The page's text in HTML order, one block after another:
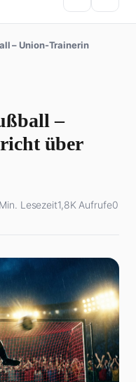
– Union-Trainerin
–
über
Lesezeit1,8K Aufrufe0